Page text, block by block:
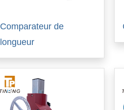
Comparateur de
longueur